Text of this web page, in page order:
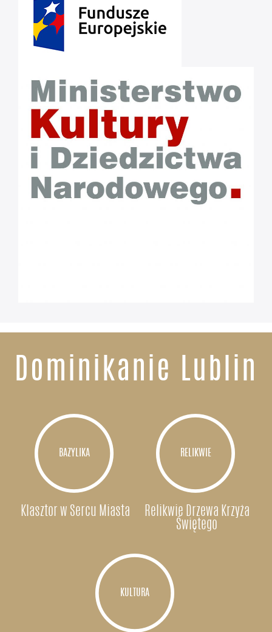
Dominikanie Lublin
BAZYLIKA
Klasztor w Sercu Miasta
RELIKWIE
Relikwie Drzewa Krzyża
Świętego
KULTURA